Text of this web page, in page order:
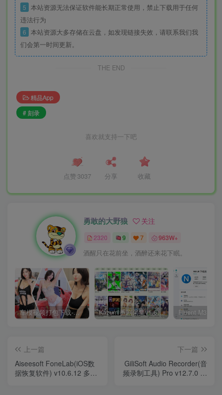
5 本站资源无法保证软件能长期正常使用，禁止下载用于任何
违法行为
6 本站资源大多存储在云盘，如发现链接失效，请联系我们我
们会第一时间更新。
THE END
精品App
# 刻录
喜欢就支持一下吧
点赞 3037 分享 收藏
勇敢的大野狼 关注
2320 9 7 963W+
酒醒只在花前坐，酒醉还来花下眠。
车模视频打包下载-高清无水印版 Kazumi番剧采集v1.6.9：支持自定义规则+在线观看+弹幕，跨平台下载
上一篇
Aiseesoft FoneLab(iOS数
据恢复软件) v10.6.12 多语
下一篇
GiliSoft Audio Recorder(音
频录制工具) Pro v12.7.0 多